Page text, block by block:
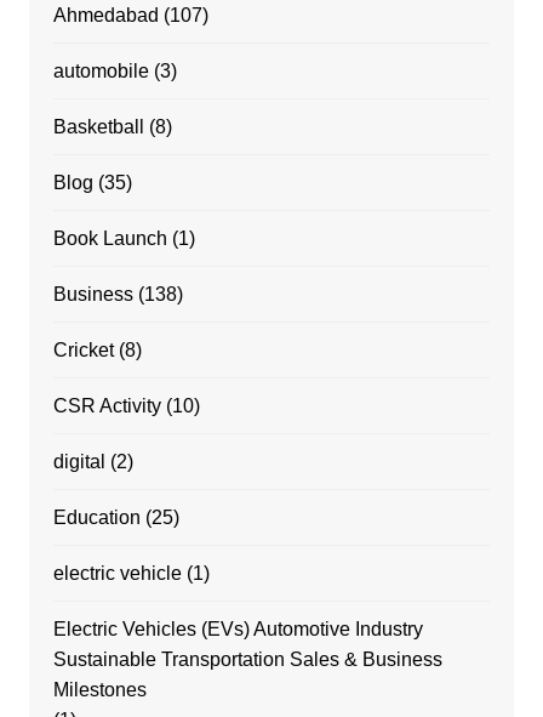
Ahmedabad (107)
automobile(3)
Basketball (8)
Blog (35)
Book Launch (1)
Business(138)
Cricket(8)
CSR Activity(10)
digital (2)
Education (25)
electric vehicle(1)
Electric Vehicles (EVs) Automotive Industry
Sustainable Transportation Sales & Business
Milestones